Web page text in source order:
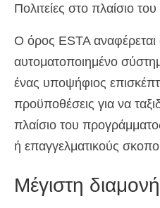
Πολιτείες στο πλαίσιο
Ο όρος ESTA αναφέρεται
αυτοματοποιημένο
ένας υποψήφιος
προϋποθέσεις για να
πλαίσιο του
ή επαγγελματικούς
Μέγιστη διαμονή